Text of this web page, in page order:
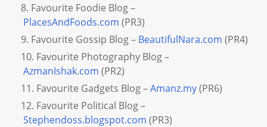
Favourite Foodie Blog –
PlacesAndFoods.com (PR3)
Favourite Gossip Blog – BeautifulNara.com (PR4)
Favourite Photography Blog –
AzmanIshak.com (PR2)
Favourite Gadgets Blog –Amanz.my(PR6)
Favourite Political Blog –
Stephendoss.blogspot.com (PR3)